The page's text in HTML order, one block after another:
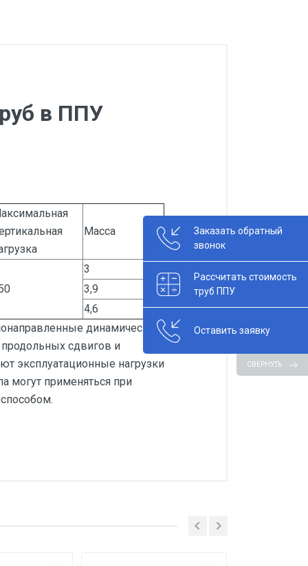
в ППУ
Масса
3
3,9
4,6
динамические
сдвигов и
эксплуатационные нагрузки
могут применяться при
Заказать обратный
звонок
Рассчитать стоимость
труб ППУ
Оставить заявку
СВЕРНУТЬ